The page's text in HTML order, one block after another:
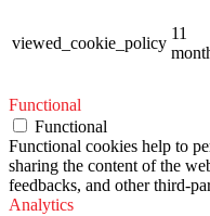
viewed_cookie_policy
11
Functional
Functional
Functional cookies help to
sharing the content of the
feedbacks, and other third-
Analytics